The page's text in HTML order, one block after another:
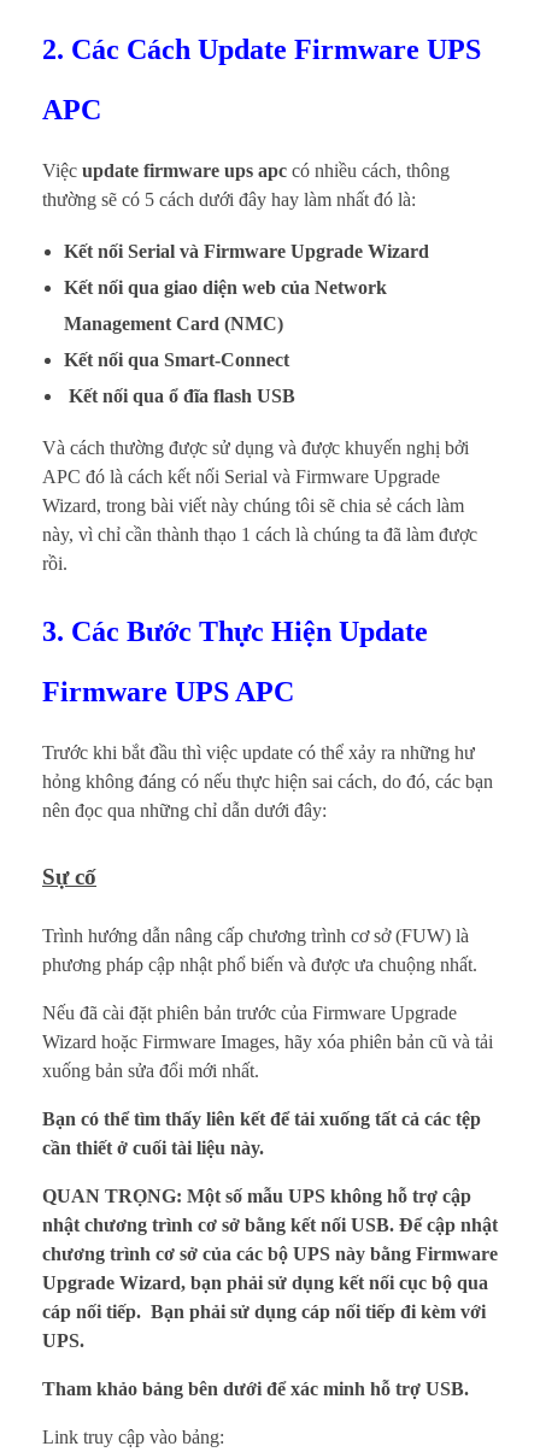
2. Các Cách Update Firmware UPS
APC
Việc update firmware ups apc có nhiều cách, thông
thường sẽ có 5 cách dưới đây hay làm nhất đó là:
Kết nối Serial và Firmware Upgrade Wizard
Kết nối qua giao diện web của Network
Management Card (NMC)
Kết nối qua Smart-Connect
Kết nối qua ổ đĩa flash USB
Và cách thường được sử dụng và được khuyến nghị bởi
APC đó là cách kết nối Serial và Firmware Upgrade
Wizard, trong bài viết này chúng tôi sẽ chia sẻ cách làm
này, vì chỉ cần thành thạo 1 cách là chúng ta đã làm được
rồi.
3. Các Bước Thực Hiện Update
Firmware UPS APC
Trước khi bắt đầu thì việc update có thể xảy ra những hư
hỏng không đáng có nếu thực hiện sai cách, do đó, các bạn
nên đọc qua những chỉ dẫn dưới đây:
Sự cố
Trình hướng dẫn nâng cấp chương trình cơ sở (FUW) là
phương pháp cập nhật phổ biến và được ưa chuộng nhất.
Nếu đã cài đặt phiên bản trước của Firmware Upgrade
Wizard hoặc Firmware Images, hãy xóa phiên bản cũ và tải
xuống bản sửa đổi mới nhất.
Bạn có thể tìm thấy liên kết để tải xuống tất cả các tệp
cần thiết ở cuối tài liệu này.
QUAN TRỌNG: Một số mẫu UPS không hỗ trợ cập
nhật chương trình cơ sở bằng kết nối USB. Để cập nhật
chương trình cơ sở của các bộ UPS này bằng Firmware
Upgrade Wizard, bạn phải sử dụng kết nối cục bộ qua
cáp nối tiếp. Bạn phải sử dụng cáp nối tiếp đi kèm với
UPS.
Tham khảo bảng bên dưới để xác minh hỗ trợ USB.
Link truy cập vào bảng: